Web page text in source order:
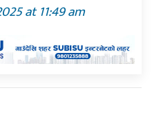
at 11:49 am